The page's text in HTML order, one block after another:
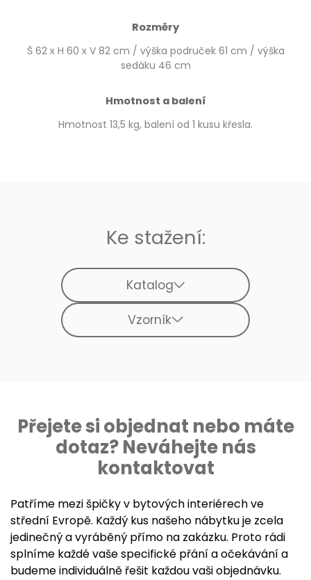
Rozměry
Š 62 x H 60 x V 82 cm / výška područek 61 cm / výška
sedáku 46 cm
Hmotnost a balení
Hmotnost 13,5 kg, balení od 1 kusu křesla.
Ke stažení:
Katalog
Vzorník
Přejete si objednat nebo máte
dotaz? Neváhejte nás
kontaktovat
Patříme mezi špičky v bytových interiérech ve
střední Evropě. Každý kus našeho nábytku je zcela
jedinečný a vyráběný přímo na zakázku. Proto rádi
splníme každé vaše specifické přání a očekávání a
budeme individuálně řešit každou vaši objednávku.